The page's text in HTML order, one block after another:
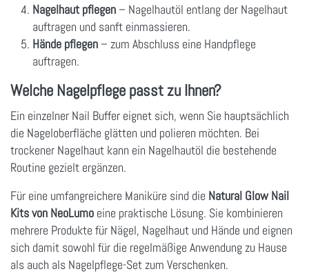
Nagelhaut pflegen – Nagelhautöl entlang der Nagelhaut
auftragen und sanft einmassieren.
Hände pflegen – zum Abschluss eine Handpflege
auftragen.
Welche Nagelpflege passt zu Ihnen?
Ein einzelner Nail Buffer eignet sich, wenn Sie hauptsächlich
die Nageloberfläche glätten und polieren möchten. Bei
trockener Nagelhaut kann ein Nagelhautöl die bestehende
Routine gezielt ergänzen.
Für eine umfangreichere Maniküre sind die Natural Glow Nail
Kits von NeoLumo eine praktische Lösung. Sie kombinieren
mehrere Produkte für Nägel, Nagelhaut und Hände und eignen
sich damit sowohl für die regelmäßige Anwendung zu Hause
als auch als Nagelpflege-Set zum Verschenken.